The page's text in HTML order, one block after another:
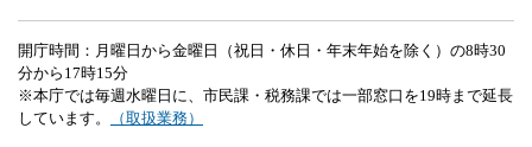
開庁時間：月曜日から金曜日（祝日・休日・年末年始を除く）の8時30
分から17時15分
※本庁では毎週水曜日に、市民課・税務課では一部窓口を19時まで延長
しています。
（取扱業務）